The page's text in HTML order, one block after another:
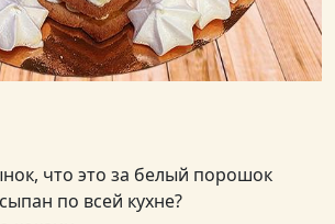
что это за белый порошок
по всей кухне?